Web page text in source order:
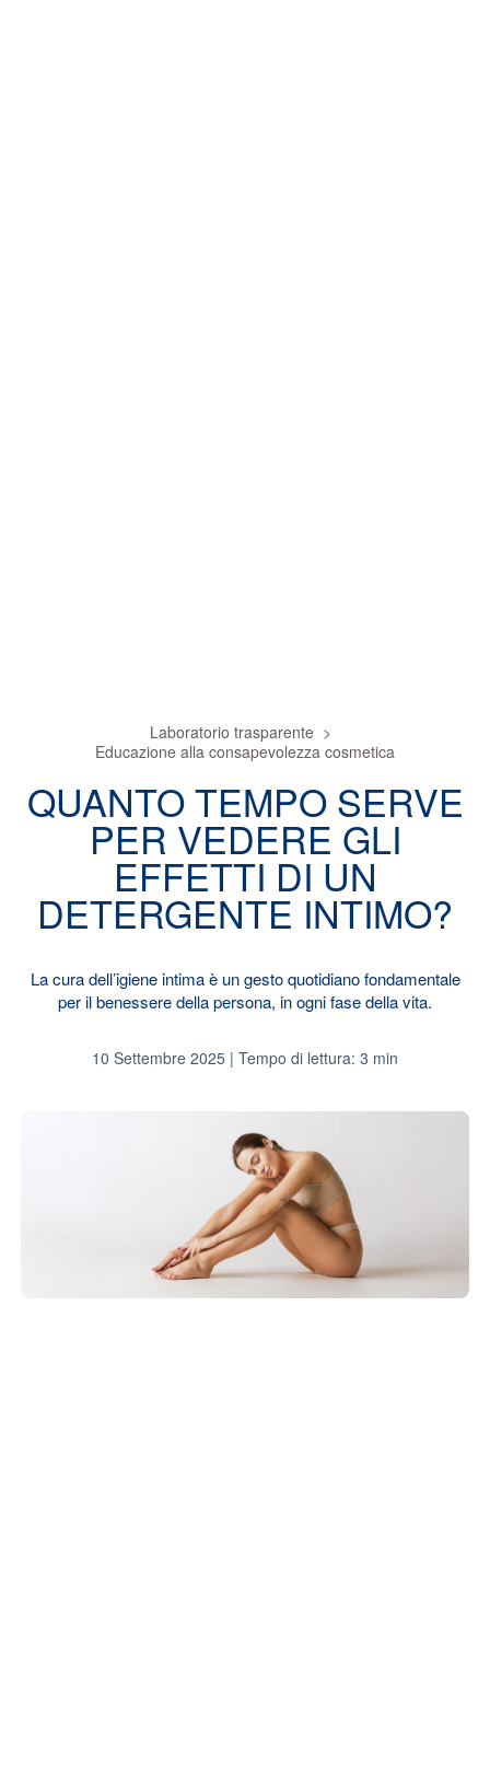
Laboratorio trasparente
Educazione alla consapevolezza cosmetica
QUANTO TEMPO SERVE
PER VEDERE GLI
EFFETTI DI UN
DETERGENTE INTIMO?
La cura dell’igiene intima è un gesto quotidiano fondamentale
per il benessere della persona, in ogni fase della vita.
10 Settembre 2025 | Tempo di lettura: 3 min